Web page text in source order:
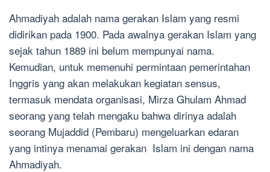
Ahmadiyah adalah nama gerakan Islam yang resmi
didirikan pada 1900. Pada awalnya gerakan Islam yang
sejak tahun 1889 ini belum mempunyai nama.
Kemudian, untuk memenuhi permintaan pemerintahan
Inggris yang akan melakukan kegiatan sensus,
termasuk mendata organisasi, Mirza Ghulam Ahmad
seorang yang telah mengaku bahwa dirinya adalah
seorang Mujaddid (Pembaru) mengeluarkan edaran
yang intinya menamai gerakan Islam ini dengan nama
Ahmadiyah.